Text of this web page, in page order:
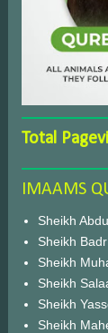
Total
IMAAMS
Sheikh
Sheikh
Sheikh
Sheikh
Sheikh
Sheikh